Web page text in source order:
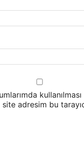
adresim bu